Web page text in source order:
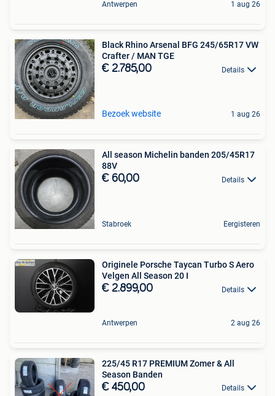
Antwerpen 1 aug 26
Black Rhino Arsenal BFG 245/65R17 VW
Crafter / MAN TGE
€ 2.785,00 Details
Bezoek website 1 aug 26
All season Michelin banden 205/45R17
88V
€ 60,00 Details
Stabroek Eergisteren
Originele Porsche Taycan Turbo S Aero
Velgen All Season 20 I
€ 2.899,00 Details
Antwerpen 2 aug 26
225/45 R17 PREMIUM Zomer & All
Season Banden
€ 450,00 Details